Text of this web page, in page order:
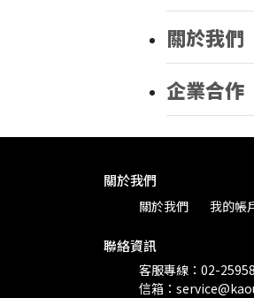
關於我們
企業合作
關於我們
關於我們 我的帳
聯絡資訊
客服專線：02-
信箱：